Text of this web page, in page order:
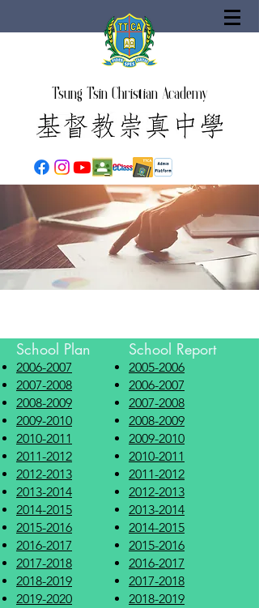
Tsung Tsin Christian Academy
School Plan
2006-2007
2007-2008
2008-2009
2009-2010
2010-2011
2011-2012
2012-2013
2013-2014
2014-2015
2015-2016
2016-2017
2017-2018
2018-2019
2019-2020
School Report
2005-2006
2006-2007
2007-2008
2008-2009
2009-2010
2010-2011
2011-2012
2012-2013
2013-2014
2014-2015
2015-2016
2016-2017
2017-2018
2018-2019